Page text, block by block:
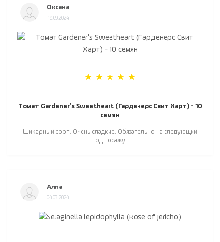
Оксана
19.09.2024
Томат Gardener's Sweetheart (Гарденерс Свит Харт) - 10
семян
Шикарный сорт. Очень сладкие. Обязательно на следующий
год посажу..
Алла
04.03.2024